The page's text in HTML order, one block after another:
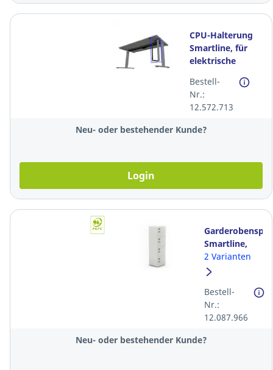
CPU-Halterung
Smartline, für
elektrische
silbergrau
Bestell-
Nr.:
12.572.713
Neu- oder bestehender Kunde?
Login
Smartline,
60x40x170
cm, weiss
2 Varianten
Bestell-
Nr.:
12.087.966
Neu- oder bestehender Kunde?